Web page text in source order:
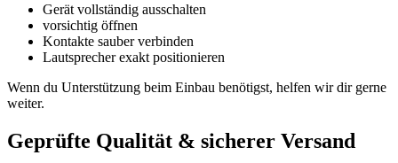
Gerät vollständig ausschalten
vorsichtig öffnen
Kontakte sauber verbinden
Lautsprecher exakt positionieren
Wenn du Unterstützung beim Einbau benötigst, helfen wir dir gerne
weiter.
Geprüfte Qualität & sicherer Versand